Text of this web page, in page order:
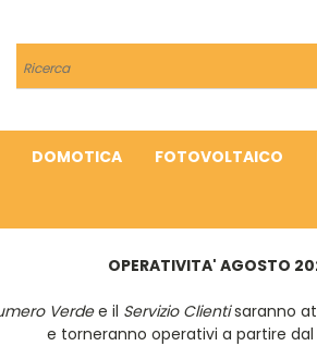
Cerca
DOMOTICA FOTOVOLTAICO
OPERATIVITA' AGOSTO
Verdee il Servizio Clientisaranno
e torneranno operativi a partire dal